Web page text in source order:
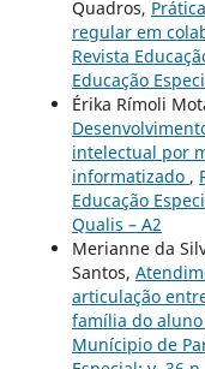
Quadros,
regular em
Revista
Educação
Érika Rímoli
intelectual por
informatizado ,
Educação
Qualis – A2
Merianne da
Santos,
articulação
família do aluno
Munícipio de